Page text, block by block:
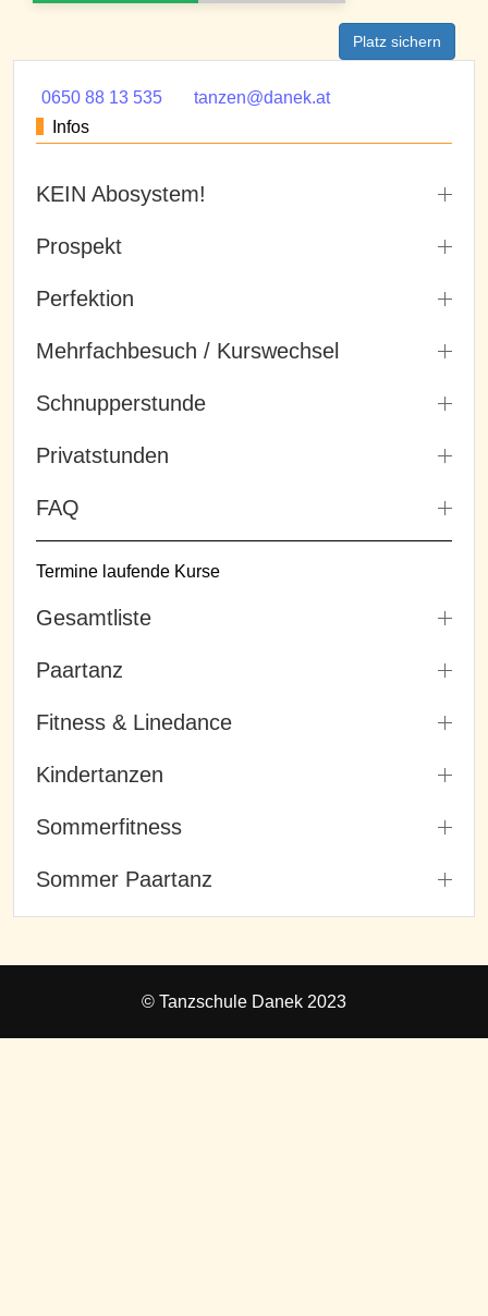
Platz sichern
0650 88 13 535
tanzen@danek.at
Infos
KEIN Abosystem!
Prospekt
Perfektion
Mehrfachbesuch / Kurswechsel
Schnupperstunde
Privatstunden
FAQ
Termine laufende Kurse
Gesamtliste
Paartanz
Fitness & Linedance
Kindertanzen
Sommerfitness
Sommer Paartanz
© Tanzschule Danek 2023